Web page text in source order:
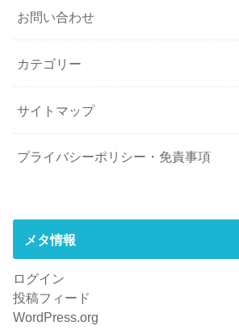
お問い合わせ
カテゴリー
サイトマップ
プライバシーポリシー・免責事項
メタ情報
ログイン
投稿フィード
WordPress.org